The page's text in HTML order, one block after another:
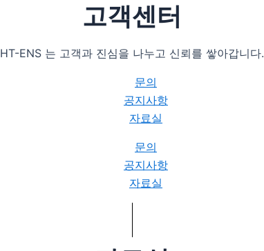
고객센터
HT-ENS 는 고객과 진심을 나누고 신뢰를 쌓아갑니다.
문의
공지사항
자료실
문의
공지사항
자료실